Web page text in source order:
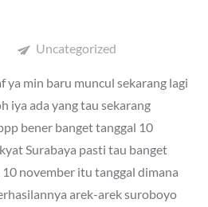
Uncategorized
ya min baru muncul sekarang lagi
iya ada yang tau sekarang
bener banget tanggal 10
Surabaya pasti tau banget
november itu tanggal dimana
arek-arek suroboyo